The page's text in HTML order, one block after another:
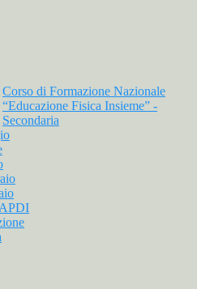
Corso di Formazione Nazionale
“Educazione Fisica Insieme” -
Secondaria